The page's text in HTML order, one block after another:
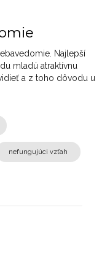
Najlepší
mladú atraktívnu
a z toho dôvodu u
nefungujúci vzťah